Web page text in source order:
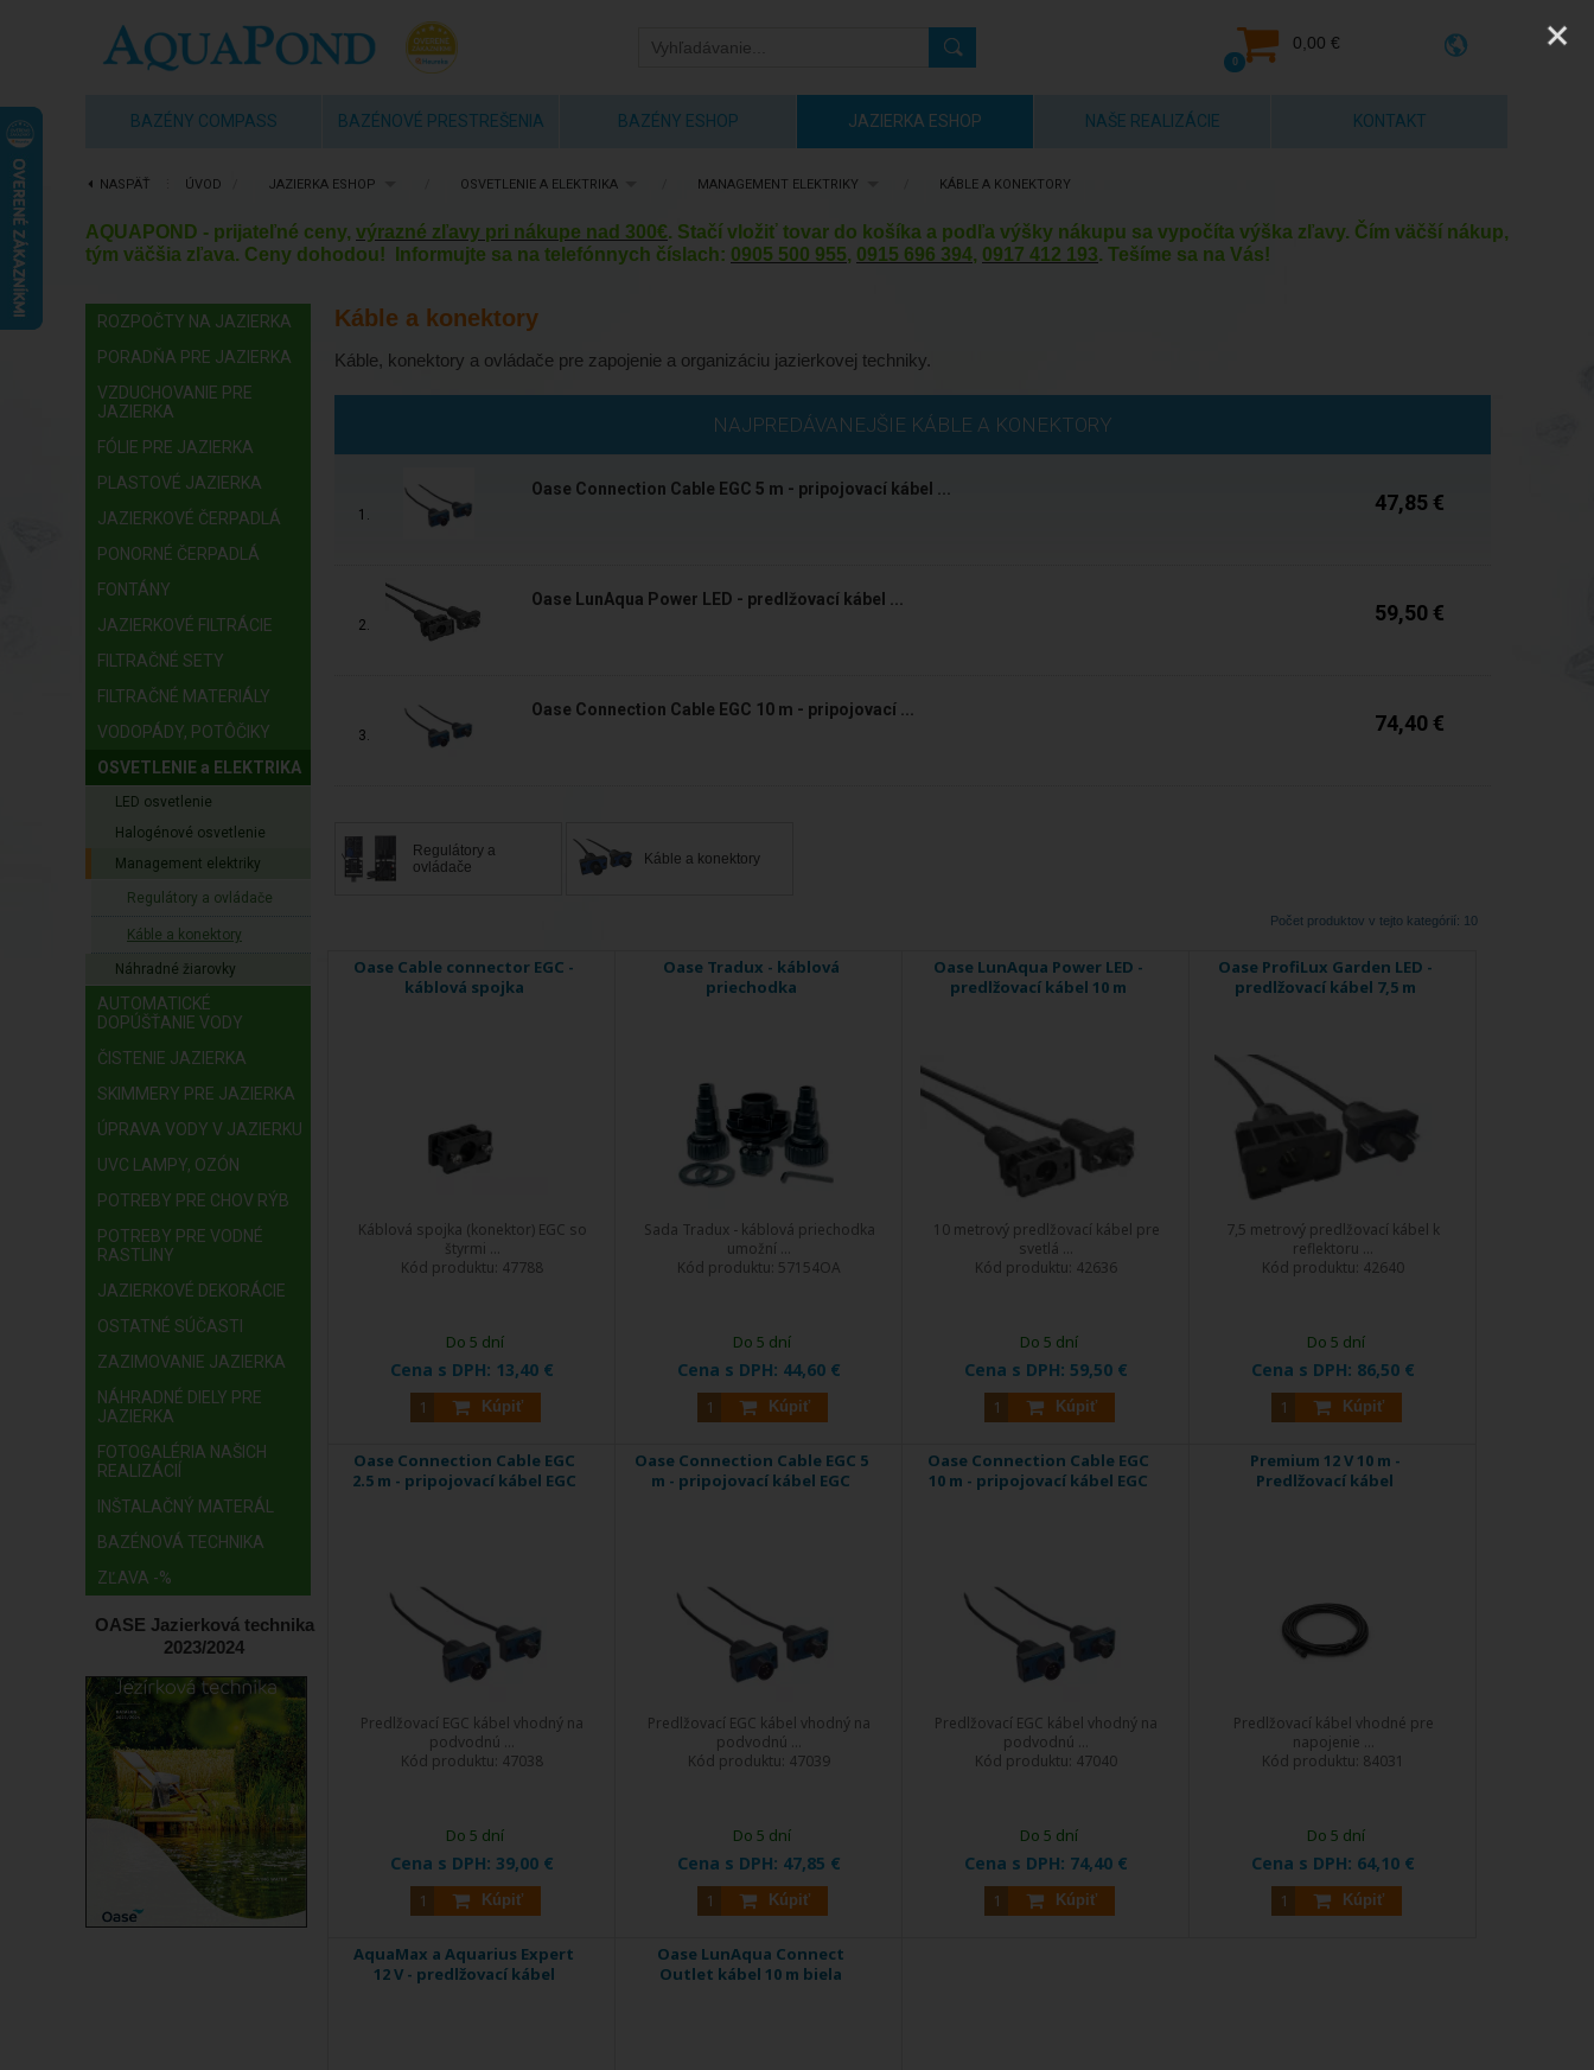
0,00 €
0
BAZÉNY COMPASS BAZÉNOVÉ PRESTREŠENIA BAZÉNY ESHOP JAZIERKA ESHOP NAŠE REALIZÁCIE KONTAKT
NASPÄŤ ÚVOD JAZIERKA ESHOP OSVETLENIE A ELEKTRIKA MANAGEMENT ELEKTRIKY KÁBLE A KONEKTORY
AQUAPOND - prijateľné ceny, výrazné zľavy pri nákupe nad 300€. Stačí vložiť tovar do košíka a podľa výšky nákupu sa vypočíta výška zľavy. Čím väčší nákup,
tým väčšia zľava. Ceny dohodou! Informujte sa na telefónnych číslach: 0905 500 955, 0915 696 394, 0917 412 193. Tešíme sa na Vás!
ROZPOČTY NA JAZIERKA
PORADŇA PRE JAZIERKA
VZDUCHOVANIE PRE
JAZIERKA
FÓLIE PRE JAZIERKA
PLASTOVÉ JAZIERKA
JAZIERKOVÉ ČERPADLÁ
PONORNÉ ČERPADLÁ
FONTÁNY
JAZIERKOVÉ FILTRÁCIE
FILTRAČNÉ SETY
FILTRAČNÉ MATERIÁLY
VODOPÁDY, POTÔČIKY
OSVETLENIE a ELEKTRIKA
LED osvetlenie
Halogénové osvetlenie
Management elektriky
Regulátory a ovládače
Káble a konektory
Náhradné žiarovky
AUTOMATICKÉ
DOPÚŠŤANIE VODY
ČISTENIE JAZIERKA
SKIMMERY PRE JAZIERKA
ÚPRAVA VODY V JAZIERKU
UVC LAMPY, OZÓN
POTREBY PRE CHOV RÝB
POTREBY PRE VODNÉ
RASTLINY
JAZIERKOVÉ DEKORÁCIE
OSTATNÉ SÚČASTI
ZAZIMOVANIE JAZIERKA
NÁHRADNÉ DIELY PRE
JAZIERKA
FOTOGALÉRIA NAŠICH
REALIZÁCIÍ
INŠTALAČNÝ MATERÁL
BAZÉNOVÁ TECHNIKA
ZĽAVA -%
OASE Jazierková technika
2023/2024
Káble a konektory
Káble, konektory a ovládače pre zapojenie a organizáciu jazierkovej techniky.
NAJPREDÁVANEJŠIE KÁBLE A KONEKTORY
1.
Oase Connection Cable EGC 5 m - pripojovací kábel ...
47,85 €
2.
Oase LunAqua Power LED - predlžovací kábel ...
59,50 €
3.
Oase Connection Cable EGC 10 m - pripojovací ...
74,40 €
Regulátory a
ovládače
Káble a konektory
Počet produktov v tejto kategórií: 10
Oase Cable connector EGC -
káblová spojka
Káblová spojka (konektor) EGC so
štyrmi ...
Kód produktu: 47788
Cena s DPH: 13,40 €
Kúpiť
Do 5 dní
Oase Tradux - káblová
priechodka
Sada Tradux - káblová priechodka
umožní ...
Kód produktu: 57154OA
Cena s DPH: 44,60 €
Kúpiť
Do 5 dní
Oase LunAqua Power LED -
predlžovací kábel 10 m
10 metrový predlžovací kábel pre
svetlá ...
Kód produktu: 42636
Cena s DPH: 59,50 €
Kúpiť
Do 5 dní
Oase ProfiLux Garden LED -
predlžovací kábel 7,5 m
7,5 metrový predlžovací kábel k
reflektoru ...
Kód produktu: 42640
Cena s DPH: 86,50 €
Kúpiť
Do 5 dní
Oase Connection Cable EGC
2.5 m - pripojovací kábel EGC
Predlžovací EGC kábel vhodný na
podvodnú ...
Kód produktu: 47038
Cena s DPH: 39,00 €
Kúpiť
Do 5 dní
Oase Connection Cable EGC 5
m - pripojovací kábel EGC
Predlžovací EGC kábel vhodný na
podvodnú ...
Kód produktu: 47039
Cena s DPH: 47,85 €
Kúpiť
Do 5 dní
Oase Connection Cable EGC
10 m - pripojovací kábel EGC
Predlžovací EGC kábel vhodný na
podvodnú ...
Kód produktu: 47040
Cena s DPH: 74,40 €
Kúpiť
Do 5 dní
Premium 12 V 10 m -
Predlžovací kábel
Predlžovací kábel vhodné pre
napojenie ...
Kód produktu: 84031
Cena s DPH: 64,10 €
Kúpiť
Do 5 dní
AquaMax a Aquarius Expert
12 V - predlžovací kábel
Oase LunAqua Connect
Outlet kábel 10 m biela